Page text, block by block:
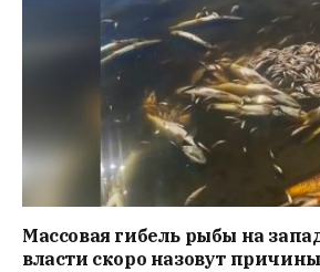
Массовая гибель рыбы на
власти скоро назовут причины